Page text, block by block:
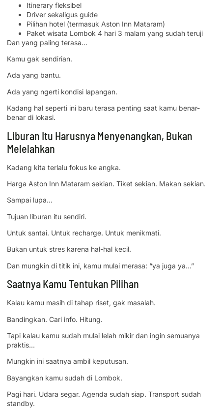
Itinerary fleksibel
Driver sekaligus guide
Pilihan hotel (termasuk Aston Inn Mataram)
Paket wisata Lombok 4 hari 3 malam yang sudah teruji
Dan yang paling terasa…
Kamu gak sendirian.
Ada yang bantu.
Ada yang ngerti kondisi lapangan.
Kadang hal seperti ini baru terasa penting saat kamu benar-
benar di lokasi.
Liburan Itu Harusnya Menyenangkan, Bukan
Melelahkan
Kadang kita terlalu fokus ke angka.
Harga Aston Inn Mataram sekian. Tiket sekian. Makan sekian.
Sampai lupa…
Tujuan liburan itu sendiri.
Untuk santai. Untuk recharge. Untuk menikmati.
Bukan untuk stres karena hal-hal kecil.
Dan mungkin di titik ini, kamu mulai merasa: “ya juga ya…”
Saatnya Kamu Tentukan Pilihan
Kalau kamu masih di tahap riset, gak masalah.
Bandingkan. Cari info. Hitung.
Tapi kalau kamu sudah mulai lelah mikir dan ingin semuanya
praktis…
Mungkin ini saatnya ambil keputusan.
Bayangkan kamu sudah di Lombok.
Pagi hari. Udara segar. Agenda sudah siap. Transport sudah
standby.